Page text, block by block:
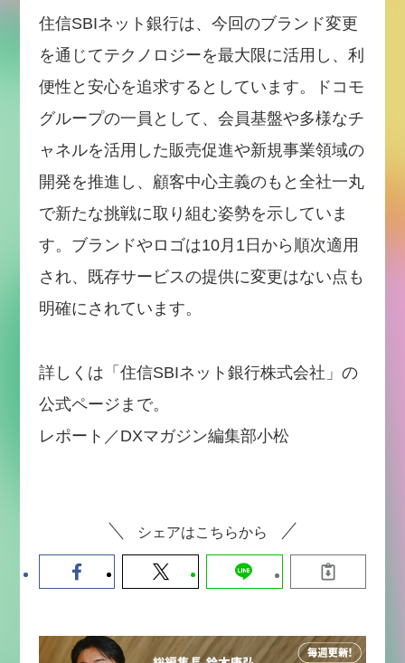
住信SBIネット銀行は、今回のブランド変更
を通じてテクノロジーを最大限に活用し、利
便性と安心を追求するとしています。ドコモ
グループの一員として、会員基盤や多様なチ
ャネルを活用した販売促進や新規事業領域の
開発を推進し、顧客中心主義のもと全社一丸
で新たな挑戦に取り組む姿勢を示していま
す。ブランドやロゴは10月1日から順次適用
され、既存サービスの提供に変更はない点も
明確にされています。
詳しくは「住信SBIネット銀行株式会社」の
公式ページまで。
レポート／DXマガジン編集部小松
シェアはこちらから